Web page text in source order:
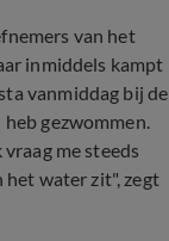
van het
inmiddels kampt
vanmiddag bij de
gezwommen.
me steeds
het water zit", zegt